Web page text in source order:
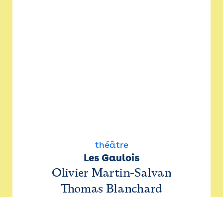
théâtre
Les Gaulois
Olivier Martin-Salvan
Thomas Blanchard